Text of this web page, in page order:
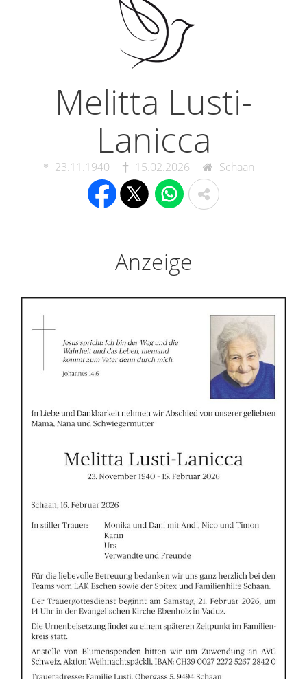
Melitta Lusti-
Lanicca
23.11.1940 15.02.2026 Schaan
Anzeige